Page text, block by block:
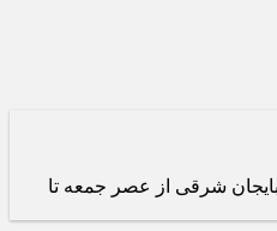
شرقی از عصر جمعه تا